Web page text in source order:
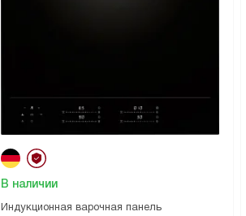
Индукционная варочная панель
В наличии